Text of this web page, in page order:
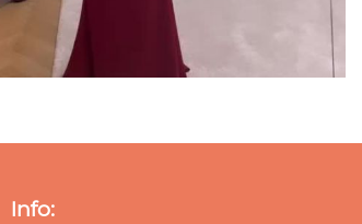
Info: